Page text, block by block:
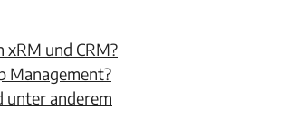
xRM und CRM?
Management?
unter anderem